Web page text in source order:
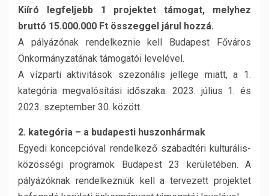
Kiíró legfeljebb 1 projektet támogat, melyhez
bruttó 15.000.000 Ft összeggel járul hozzá.
A pályázónak rendelkeznie kell Budapest Főváros
Önkormányzatának támogatói levelével.
A vízparti aktivitások szezonális jellege miatt, a 1.
kategória megvalósítási időszaka: 2023. július 1. és
2023. szeptember 30. között.
2. kategória – a budapesti huszonhármak
Egyedi koncepcióval rendelkező szabadtéri kulturális-
közösségi programok Budapest 23 kerületében. A
pályázóknak rendelkezniük kell a tervezett projektet